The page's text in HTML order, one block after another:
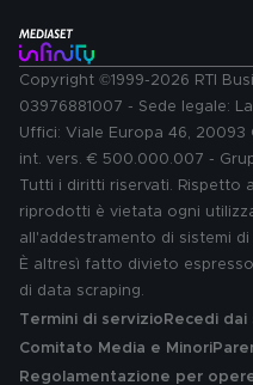
Copyright ©1999-2026 RTI
03976881007 - Sede legale:
Uffici: Viale Europa 46, 20093
int. vers. € 500.000.007 -
Tutti i diritti riservati. Rispetto
riprodotti è vietata ogni
all'addestramento di sistemi
È altresì fatto divieto
di data scraping.
Termini di servizio Recedi
Comitato Media e Minori
Regolamentazione per